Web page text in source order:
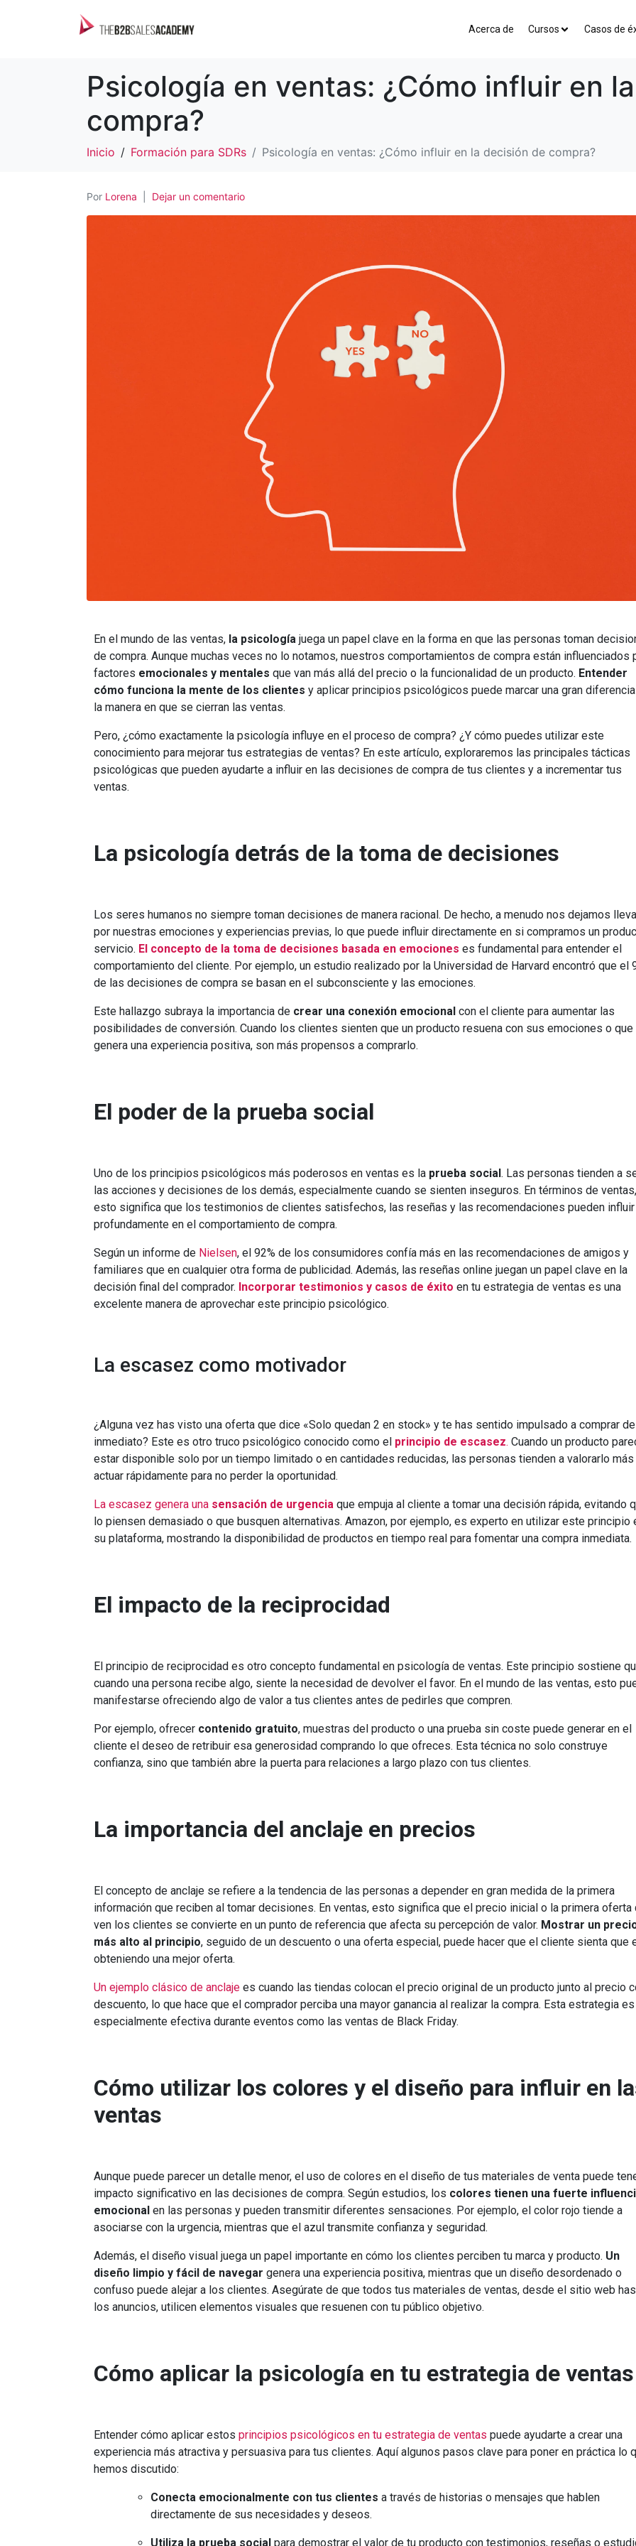
Acerca de Cursos Casos de
Psicología en ventas: ¿Cómo influir en
compra?
Inicio Formación para SDRs Psicología en ventas: ¿Cómo influir en la decisión de compra?
Por Lorena Dejar un comentario
En el mundo de las ventas, la psicología juega un papel clave en la forma en que las personas toman
de compra. Aunque muchas veces no lo notamos, nuestros comportamientos de compra están influenciados
factores emocionales y mentales que van más allá del precio o la funcionalidad de un producto. Entender
cómo funciona la mente de los clientes y aplicar principios psicológicos puede marcar una gran
la manera en que se cierran las ventas.
Pero, ¿cómo exactamente la psicología influye en el proceso de compra? ¿Y cómo puedes utilizar este
conocimiento para mejorar tus estrategias de ventas? En este artículo, exploraremos las principales tácticas
psicológicas que pueden ayudarte a influir en las decisiones de compra de tus clientes y a incrementar tus
ventas.
La psicología detrás de la toma de decisiones
Los seres humanos no siempre toman decisiones de manera racional. De hecho, a menudo nos dejamos
por nuestras emociones y experiencias previas, lo que puede influir directamente en si compramos un
servicio. El concepto de la toma de decisiones basada en emociones es fundamental para entender el
comportamiento del cliente. Por ejemplo, un estudio realizado por la Universidad de Harvard encontró que el
de las decisiones de compra se basan en el subconsciente y las emociones.
Este hallazgo subraya la importancia de crear una conexión emocional con el cliente para aumentar las
posibilidades de conversión. Cuando los clientes sienten que un producto resuena con sus emociones o que
genera una experiencia positiva, son más propensos a comprarlo.
El poder de la prueba social
Uno de los principios psicológicos más poderosos en ventas es la prueba social . Las personas tienden a
las acciones y decisiones de los demás, especialmente cuando se sienten inseguros. En términos de ventas,
esto significa que los testimonios de clientes satisfechos, las reseñas y las recomendaciones pueden influir
profundamente en el comportamiento de compra.
Según un informe de Nielsen, el 92% de los consumidores confía más en las recomendaciones de amigos y
familiares que en cualquier otra forma de publicidad. Además, las reseñas online juegan un papel clave en la
decisión final del comprador. Incorporar testimonios y casos de éxito en tu estrategia de ventas es una
excelente manera de aprovechar este principio psicológico.
La escasez como motivador
¿Alguna vez has visto una oferta que dice «Solo quedan 2 en stock» y te has sentido impulsado a comprar de
inmediato? Este es otro truco psicológico conocido como el principio de escasez. Cuando un producto
estar disponible solo por un tiempo limitado o en cantidades reducidas, las personas tienden a valorarlo más
actuar rápidamente para no perder la oportunidad.
La escasez genera una sensación de urgencia que empuja al cliente a tomar una decisión rápida, evitando
lo piensen demasiado o que busquen alternativas. Amazon, por ejemplo, es experto en utilizar este principio
su plataforma, mostrando la disponibilidad de productos en tiempo real para fomentar una compra inmediata.
El impacto de la reciprocidad
El principio de reciprocidad es otro concepto fundamental en psicología de ventas. Este principio sostiene
cuando una persona recibe algo, siente la necesidad de devolver el favor. En el mundo de las ventas, esto
manifestarse ofreciendo algo de valor a tus clientes antes de pedirles que compren.
Por ejemplo, ofrecer contenido gratuito, muestras del producto o una prueba sin coste puede generar en el
cliente el deseo de retribuir esa generosidad comprando lo que ofreces. Esta técnica no solo construye
confianza, sino que también abre la puerta para relaciones a largo plazo con tus clientes.
La importancia del anclaje en precios
El concepto de anclaje se refiere a la tendencia de las personas a depender en gran medida de la primera
información que reciben al tomar decisiones. En ventas, esto significa que el precio inicial o la primera oferta
ven los clientes se convierte en un punto de referencia que afecta su percepción de valor. Mostrar un
más alto al principio, seguido de un descuento o una oferta especial, puede hacer que el cliente sienta que
obteniendo una mejor oferta.
Un ejemplo clásico de anclaje es cuando las tiendas colocan el precio original de un producto junto al precio
descuento, lo que hace que el comprador perciba una mayor ganancia al realizar la compra. Esta estrategia es
especialmente efectiva durante eventos como las ventas de Black Friday.
Cómo utilizar los colores y el diseño para influir en
ventas
Aunque puede parecer un detalle menor, el uso de colores en el diseño de tus materiales de venta puede
impacto significativo en las decisiones de compra. Según estudios, los colores tienen una fuerte
emocional en las personas y pueden transmitir diferentes sensaciones. Por ejemplo, el color rojo tiende a
asociarse con la urgencia, mientras que el azul transmite confianza y seguridad.
Además, el diseño visual juega un papel importante en cómo los clientes perciben tu marca y producto. Un
diseño limpio y fácil de navegar genera una experiencia positiva, mientras que un diseño desordenado o
confuso puede alejar a los clientes. Asegúrate de que todos tus materiales de ventas, desde el sitio web
los anuncios, utilicen elementos visuales que resuenen con tu público objetivo.
Cómo aplicar la psicología en tu estrategia de ventas
Entender cómo aplicar estos principios psicológicos en tu estrategia de ventas puede ayudarte a crear una
experiencia más atractiva y persuasiva para tus clientes. Aquí algunos pasos clave para poner en práctica lo
hemos discutido:
Conecta emocionalmente con tus clientes a través de historias o mensajes que hablen
directamente de sus necesidades y deseos.
Utiliza la prueba social para demostrar el valor de tu producto con testimonios, reseñas o